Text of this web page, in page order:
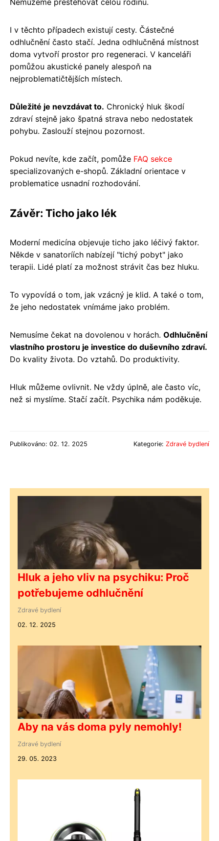
I v těchto případech existují cesty. Částečné
odhlučnění často stačí. Jedna odhlučněná místnost
doma vytvoří prostor pro regeneraci. V kanceláři
pomůžou akustické panely alespoň na
nejproblematičtějších místech.
Důležité je nevzdávat to. Chronický hluk škodí
zdraví stejně jako špatná strava nebo nedostatek
pohybu. Zaslouží stejnou pozornost.
Pokud nevíte, kde začít, pomůže FAQ sekce
specializovaných e-shopů. Základní orientace v
problematice usnadní rozhodování.
Závěr: Ticho jako lék
Moderní medicína objevuje ticho jako léčivý faktor.
Někde v sanatoríích nabízejí "tichý pobyt" jako
terapii. Lidé platí za možnost strávit čas bez hluku.
To vypovídá o tom, jak vzácný je klid. A také o tom,
že jeho nedostatek vnímáme jako problém.
Nemusíme čekat na dovolenou v horách. Odhlučnění
vlastního prostoru je investice do duševního zdraví.
Do kvality života. Do vztahů. Do produktivity.
Hluk můžeme ovlivnit. Ne vždy úplně, ale často víc,
než si myslíme. Stačí začít. Psychika nám poděkuje.
Publikováno: 02. 12. 2025 Kategorie: Zdravé bydlení
Hluk a jeho vliv na psychiku: Proč
potřebujeme odhlučnění
Zdravé bydlení
02. 12. 2025
Aby na vás doma pyly nemohly!
Zdravé bydlení
29. 05. 2023